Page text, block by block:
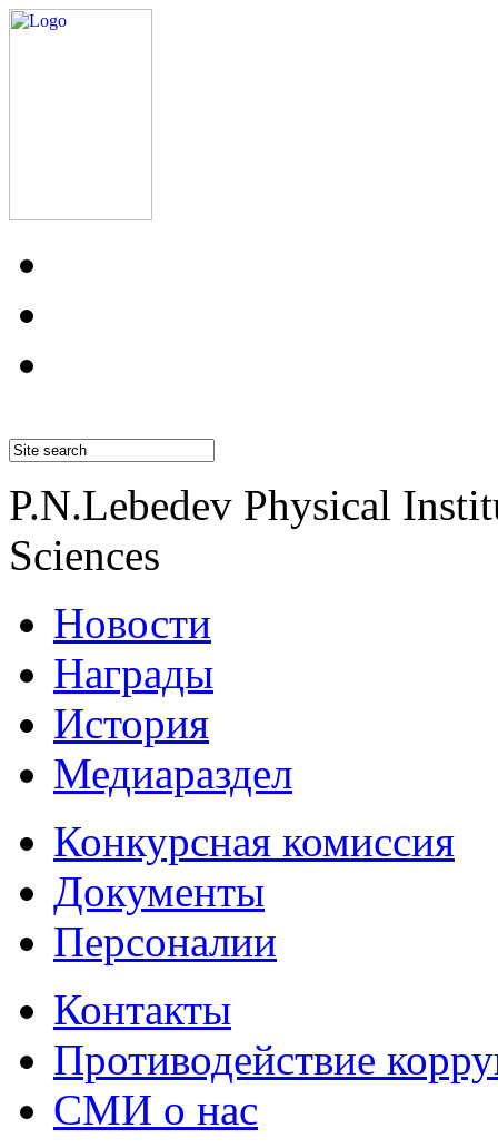
P.N.Lebedev Physical
Sciences
Новости
Награды
История
Медиараздел
Конкурсная комиссия
Документы
Персоналии
Контакты
Противодействие
СМИ о нас